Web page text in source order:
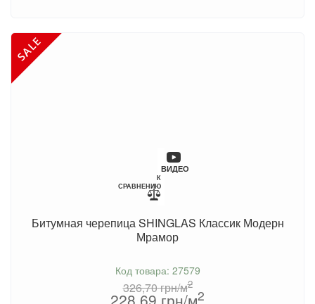
ВИДЕО
К
СРАВНЕНИЮ
Битумная черепица SHINGLAS Классик Модерн
Мрамор
Код товара: 27579
326,70грн/м2
228,69 грн/м2